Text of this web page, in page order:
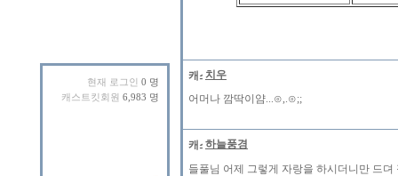
현재 로그인 0 명
캐스트킷회원 6,983 명
치우
어머나 깜딱이얌...⊙,.⊙;;
하늘풍경
들풀님 어제 그렇게 자랑을 하시더니만 드